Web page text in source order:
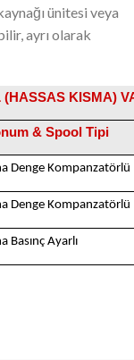
ünitesi veya
ayrı olarak
KISMA)
& Spool Tipi
Denge Kompanzatörlü
Denge Kompanzatörlü
Basınç Ayarlı